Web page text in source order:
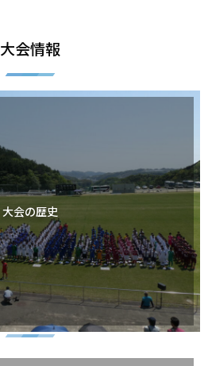
大会情報
大会の歴史